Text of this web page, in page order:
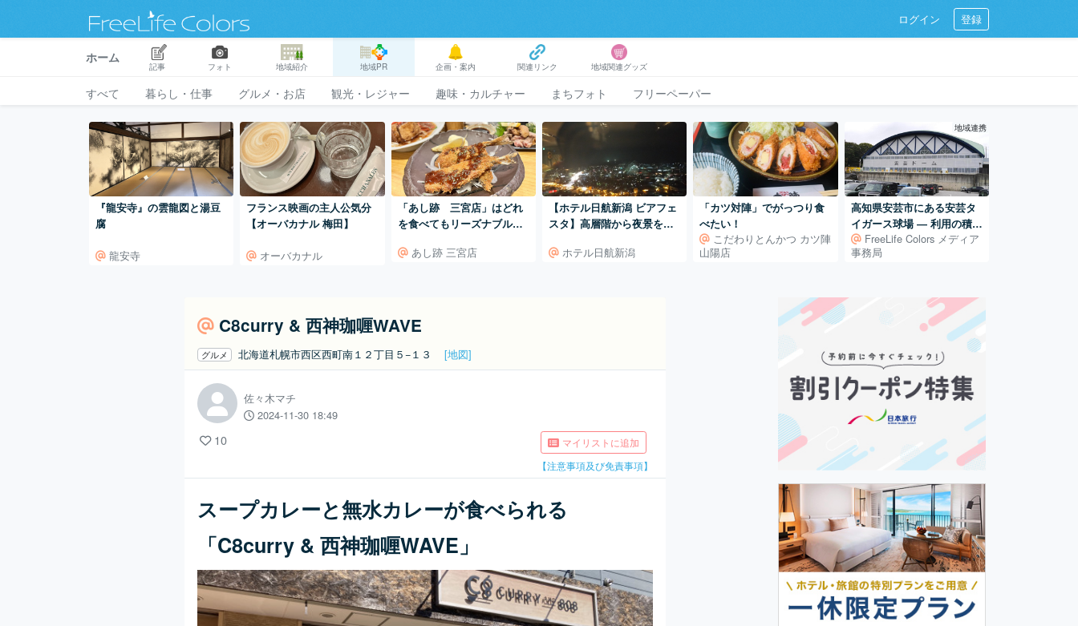
ログイン 登録
ホーム
記事 フォト 地域紹介 地域PR 企画・案内 関連リンク 地域関連グッズ
すべて 暮らし・仕事 グルメ・お店 観光・レジャー 趣味・カルチャー まちフォト フリーペーパー
『龍安寺』の雲龍図と湯豆
腐
龍安寺
フランス映画の主人公気分
【オーバカナル 梅田】
オーバカナル
「あし跡 三宮店」はどれ
を食べてもリーズナブルで
あし跡 三宮店
【ホテル日航新潟 ビアフェ
スタ】高層階から夜景を見
極上の贅沢
ホテル日航新潟
「カツ対陣」でがっつり食
べたい！
こだわりとんかつ カツ陣
山陽店
地域連携
高知県安芸市にある安芸タ
イガース球場 ― 利用の積み
重ねで支えられる地域の球
場
FreeLife Colors メディア
事務局
C8curry & 西神珈喱WAVE
グルメ 北海道札幌市西区西町南１２丁目５−１３ [地図]
佐々木マチ
2024-11-30 18:49
10
マイリストに追加
【注意事項及び免責事項】
スープカレーと無水カレーが食べられる
「C8curry & 西神珈喱WAVE」